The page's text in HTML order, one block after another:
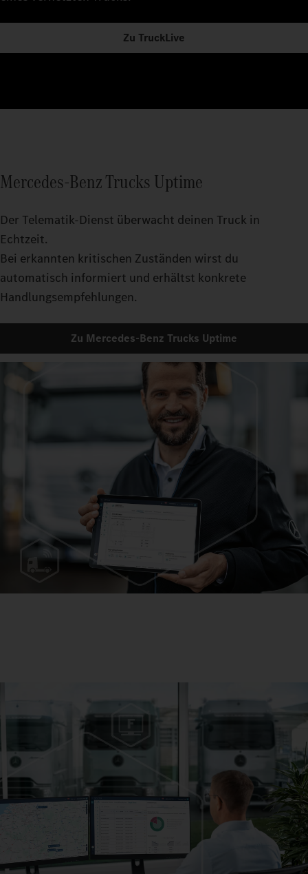
Zu TruckLive
Mercedes‑Benz Trucks Uptime
Der Telematik-Dienst überwacht deinen Truck in
Echtzeit.
Bei erkannten kritischen Zuständen wirst du
automatisch informiert und erhältst konkrete
Handlungsempfehlungen.
Zu Mercedes‑Benz Trucks Uptime